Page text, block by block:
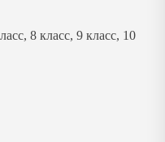
8 класс, 9 класс, 10